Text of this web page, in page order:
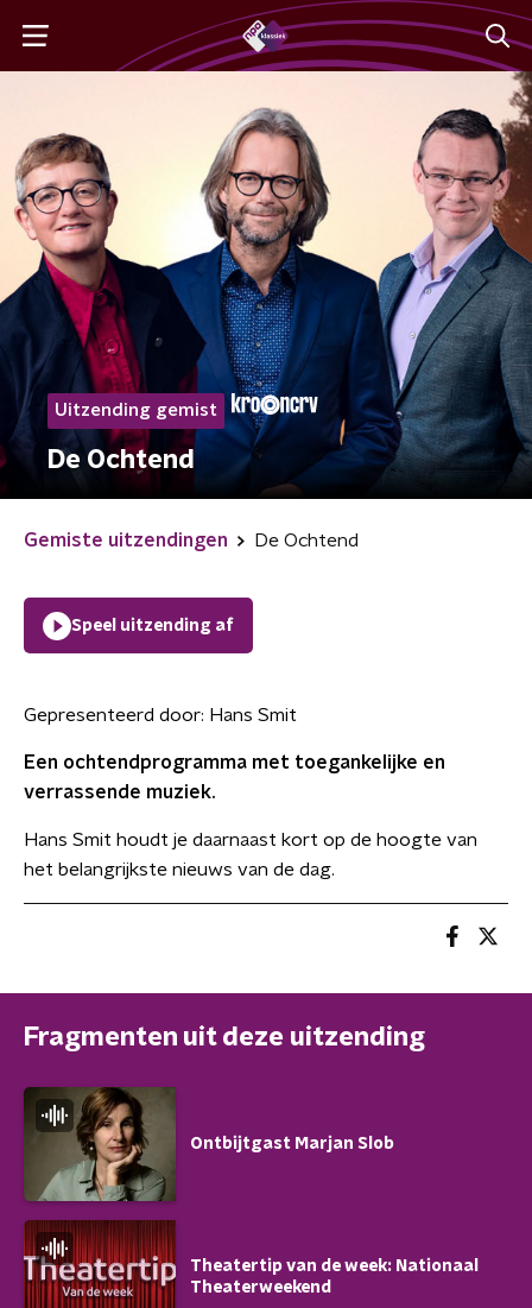
Uitzending gemist
De Ochtend
Gemiste uitzendingen De Ochtend
Speel uitzending af
Gepresenteerd door: Hans Smit
Een ochtendprogramma met toegankelijke en
verrassende muziek.
Hans Smit houdt je daarnaast kort op de hoogte van
het belangrijkste nieuws van de dag.
Fragmenten uit deze uitzending
Ontbijtgast Marjan Slob
Theatertip van de week: Nationaal
Theaterweekend